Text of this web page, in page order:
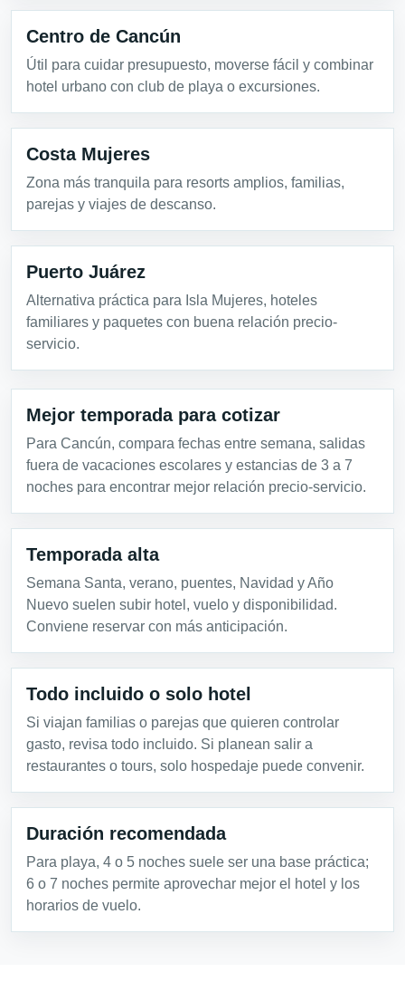
Centro de Cancún
Útil para cuidar presupuesto, moverse fácil y combinar
hotel urbano con club de playa o excursiones.
Costa Mujeres
Zona más tranquila para resorts amplios, familias,
parejas y viajes de descanso.
Puerto Juárez
Alternativa práctica para Isla Mujeres, hoteles
familiares y paquetes con buena relación precio-
servicio.
Mejor temporada para cotizar
Para Cancún, compara fechas entre semana, salidas
fuera de vacaciones escolares y estancias de 3 a 7
noches para encontrar mejor relación precio-servicio.
Temporada alta
Semana Santa, verano, puentes, Navidad y Año
Nuevo suelen subir hotel, vuelo y disponibilidad.
Conviene reservar con más anticipación.
Todo incluido o solo hotel
Si viajan familias o parejas que quieren controlar
gasto, revisa todo incluido. Si planean salir a
restaurantes o tours, solo hospedaje puede convenir.
Duración recomendada
Para playa, 4 o 5 noches suele ser una base práctica;
6 o 7 noches permite aprovechar mejor el hotel y los
horarios de vuelo.